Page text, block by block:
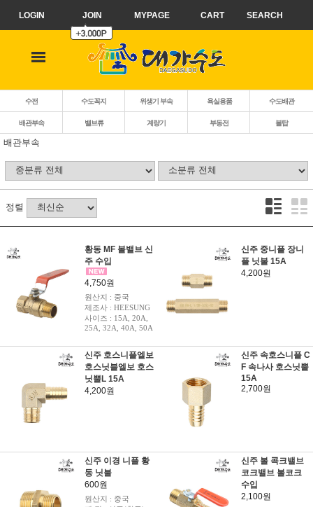
LOGIN JOIN MYPAGE CART SEARCH
수전 수도꼭지 위생기 부속 욕실용품 수도배관
배관부속 밸브류 계량기 부동전
볼탑
배관부속
정렬
황동 MF 볼밸브 신
주 수입
4,750원
원산지 : 중국
제조사 : HEESUNG
사이즈 : 15A, 20A,
25A, 32A, 40A, 50A
신주 중니플 장니
플 닛불 15A
4,200원
신주 호스니플엘보
호스닛블엘보 호스
닛뿔L 15A
4,200원
신주 속호스니플 C
F 속나사 호스닛뿔
15A
2,700원
신주 이경 니플 황
동 닛불
600원
원산지 : 중국
신주 볼 콕크밸브
코크밸브 볼코크
수입
2,100원